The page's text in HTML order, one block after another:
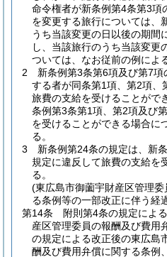
命令権者が新条例第4条第3項
を変更する旅行については、
うち当該変更の日以後の期間
し、当該旅行のうち当該変更
ついては、なお従前の例によ
2
新条例第3条第6項及び第7
する者が同条第1項、第2項、
旅費の支給を受けることがで
条例第3条第1項、第2項及び
を受けることができる場合に
る。
3
新条例第24条の規定は、新
規定に違反して旅費の支給を
る。
(東広島市御薗宇財産区管理
る条例等の一部改正に伴う経
第14条
附則第4条の規定によ
産区管理委員の報酬及び費用
の規定による改正後の東広島
酬及び費用弁償に関する条例